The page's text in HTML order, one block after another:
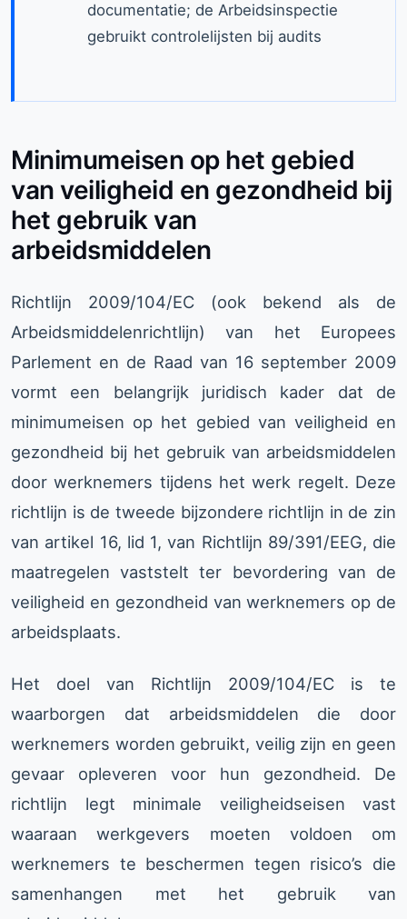
documentatie; de Arbeidsinspectie
gebruikt controlelijsten bij audits
Minimumeisen op het gebied
van veiligheid en gezondheid bij
het gebruik van
arbeidsmiddelen
Richtlijn 2009/104/EC (ook bekend als de
Arbeidsmiddelenrichtlijn) van het Europees
Parlement en de Raad van 16 september 2009
vormt een belangrijk juridisch kader dat de
minimumeisen op het gebied van veiligheid en
gezondheid bij het gebruik van arbeidsmiddelen
door werknemers tijdens het werk regelt. Deze
richtlijn is de tweede bijzondere richtlijn in de zin
van artikel 16, lid 1, van Richtlijn 89/391/EEG, die
maatregelen vaststelt ter bevordering van de
veiligheid en gezondheid van werknemers op de
arbeidsplaats.
Het doel van Richtlijn 2009/104/EC is te
waarborgen dat arbeidsmiddelen die door
werknemers worden gebruikt, veilig zijn en geen
gevaar opleveren voor hun gezondheid. De
richtlijn legt minimale veiligheidseisen vast
waaraan werkgevers moeten voldoen om
werknemers te beschermen tegen risico’s die
samenhangen met het gebruik van